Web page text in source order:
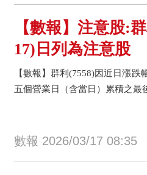
【數報】注意股:
17)日列為注意股
【數報】群利(7558)因近日漲
五個營業日（含當日）累積之最
數報 2026/03/17 08:35